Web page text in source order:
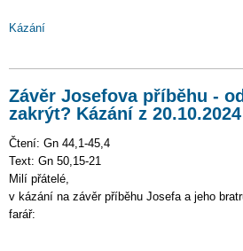
Kázání
Závěr Josefova příběhu -
zakrýt? Kázání z 20.10.2024
Čtení: Gn 44,1-45,4
Text: Gn 50,15-21
Milí přátelé,
v kázání na závěr příběhu Josefa a jeho
farář: